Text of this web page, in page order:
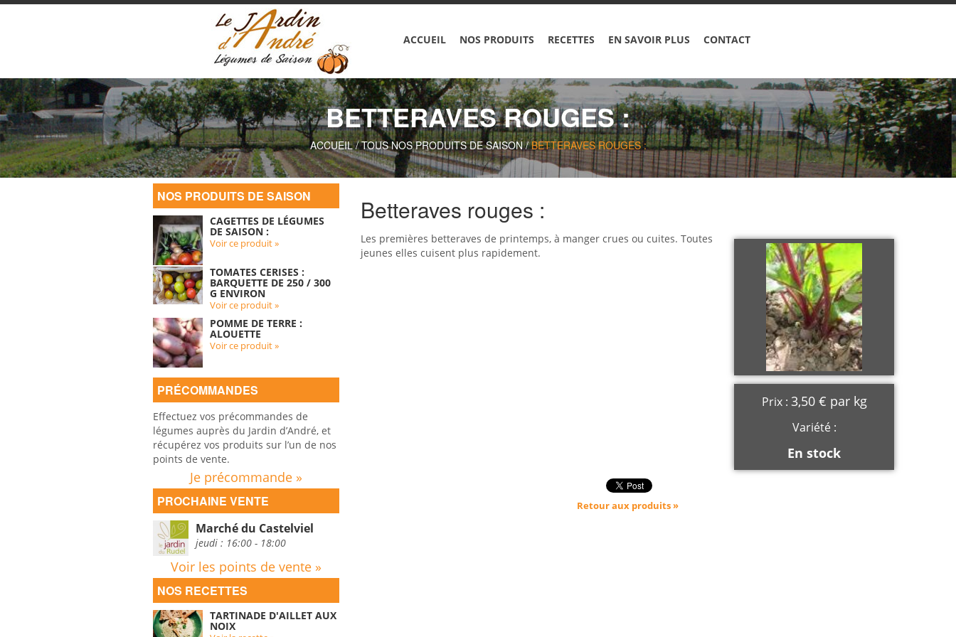
ACCUEIL NOS PRODUITS RECETTES EN SAVOIR PLUS CONTACT
BETTERAVES ROUGES :
ACCUEIL/TOUS NOS PRODUITS DE SAISON/BETTERAVES ROUGES :
NOS PRODUITS DE SAISON
CAGETTES DE LÉGUMES
DE SAISON :
Voir ce produit »
TOMATES CERISES :
BARQUETTE DE 250 / 300
G ENVIRON
Voir ce produit »
POMME DE TERRE :
ALOUETTE
Voir ce produit »
PRÉCOMMANDES
Effectuez vos précommandes de
légumes auprès du Jardin d’André, et
récupérez vos produits sur l’un de nos
points de vente.
Je précommande »
PROCHAINE VENTE
Marché du Castelviel
jeudi : 16:00 - 18:00
Voir les points de vente »
NOS RECETTES
TARTINADE D'AILLET AUX
NOIX
Betteraves rouges :
Les premières betteraves de printemps, à manger crues ou cuites. Toutes
jeunes elles cuisent plus rapidement.
Prix : 3,50 € par kg
Variété :
En stock
Retour aux produits »